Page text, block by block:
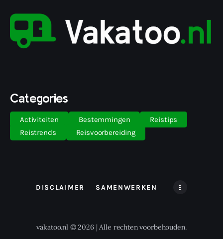
Categories
Activiteiten Bestemmingen
Reistips
Reistrends
Reisvoorbereiding
DISCLAIMER SAMENWERKEN
vakatoo.nl © 2026 | Alle rechten voorbehouden.